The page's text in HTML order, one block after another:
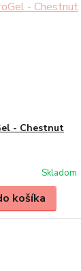
- Chestnut
Skladom
košíka